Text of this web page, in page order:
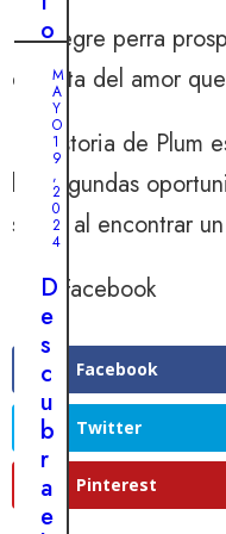
La alegre perra
disfruta del amor
La historia de
las segundas
surge al encontrar
Facebook
Facebook
Twitter
Pinterest
u
d
d
e
o
r
i
n
c
o
n
d
i
e
n
o
n
h
o
m
b
r
e
s
a
l
v
a
o
m
p
b
e
:
p
e
r
r
o
p
o
I
2
M
A
Y
O
1
9
,
2
0
2
4
D
e
s
c
u
b
r
a
e